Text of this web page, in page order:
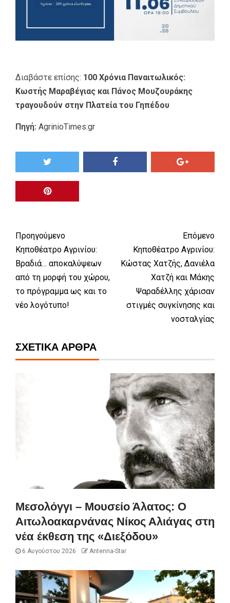
Διαβάστε επίσης: 100 Χρόνια Παναιτωλικός:
Κωστής Μαραβέγιας και Πάνος Μουζουράκης
τραγουδούν στην Πλατεία του Γηπέδου
Πηγή: AgrinioTimes.gr
Προηγούμενο
Κηποθέατρο Αγρινίου:
Βραδιά… αποκαλύψεων
από τη μορφή του χώρου,
το πρόγραμμα ως και το
νέο λογότυπο!
Επόμενο
Κηποθέατρο Αγρινίου:
Κώστας Χατζής, Δανιέλα
Χατζή και Μάκης
Ψαραδέλλης χάρισαν
στιγμές συγκίνησης και
νοσταλγίας
ΣΧΕΤΙΚΆ ΆΡΘΡΑ
Μεσολόγγι – Μουσείο Άλατος: Ο
Αιτωλοακαρνάνας Νίκος Αλιάγας στη
νέα έκθεση της «Διεξόδου»
6 Αυγούστου 2026 Antenna-Star